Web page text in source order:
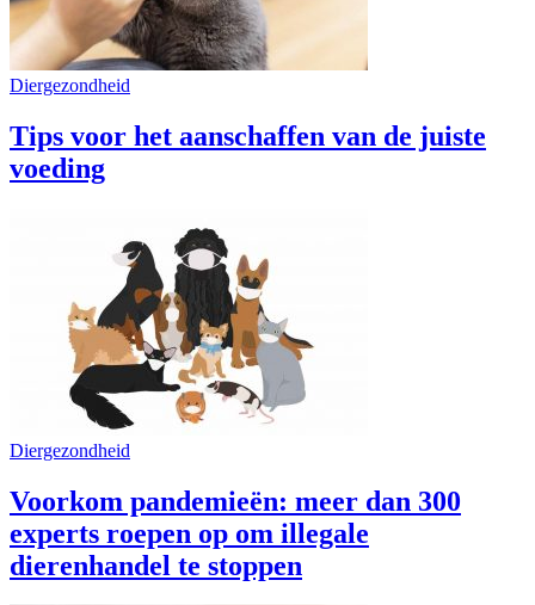
Diergezondheid
Tips voor het aanschaffen van de juiste
voeding
Diergezondheid
Voorkom pandemieën: meer dan 300
experts roepen op om illegale
dierenhandel te stoppen